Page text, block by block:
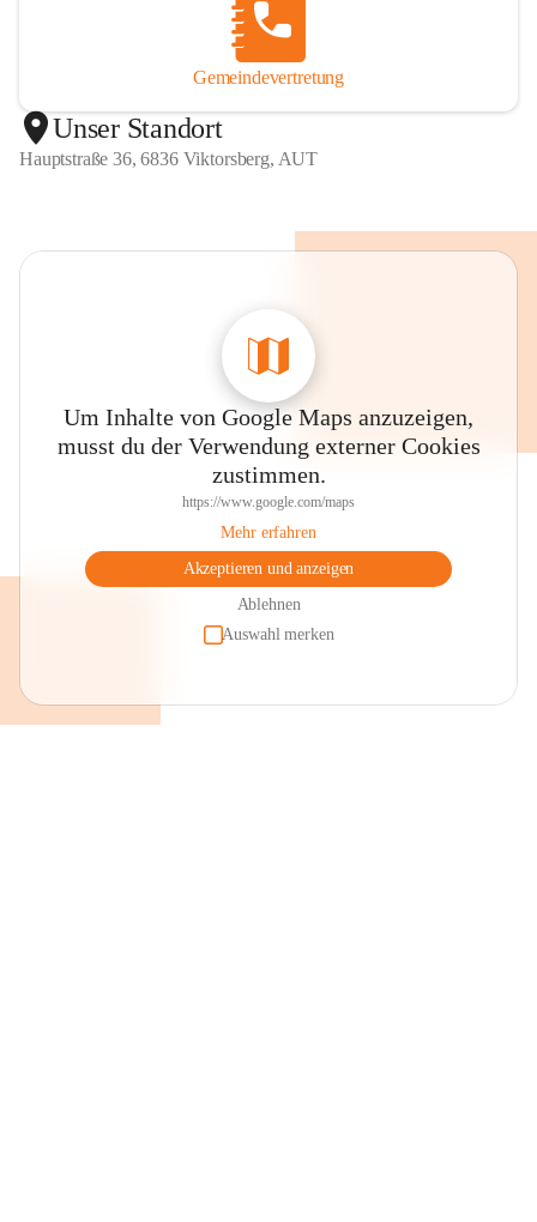
Gemeindevertretung
Unser Standort
Hauptstraße 36, 6836 Viktorsberg, AUT
Um Inhalte von Google Maps anzuzeigen,
musst du der Verwendung externer Cookies
zustimmen.
https://www.google.com/maps
Mehr erfahren
Akzeptieren und anzeigen
Ablehnen
Auswahl merken